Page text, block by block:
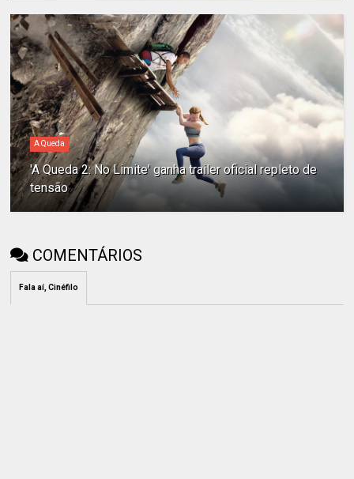
A Queda
'A Queda 2: No Limite' ganha trailer oficial repleto de
tensão
COMENTÁRIOS
Fala aí, Cinéfilo